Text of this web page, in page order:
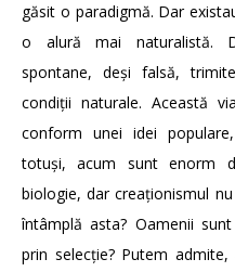
găsit o paradigmă. Dar
o alură mai naturalistă.
spontane, deși falsă,
condiții naturale. Această
conform unei idei
totuși, acum sunt enorm
biologie, dar creaționismul
întâmplă asta? Oamenii
prin selecție? Putem